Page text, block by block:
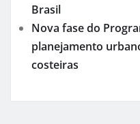
Brasil
Nova fase do
planejamento
costeiras